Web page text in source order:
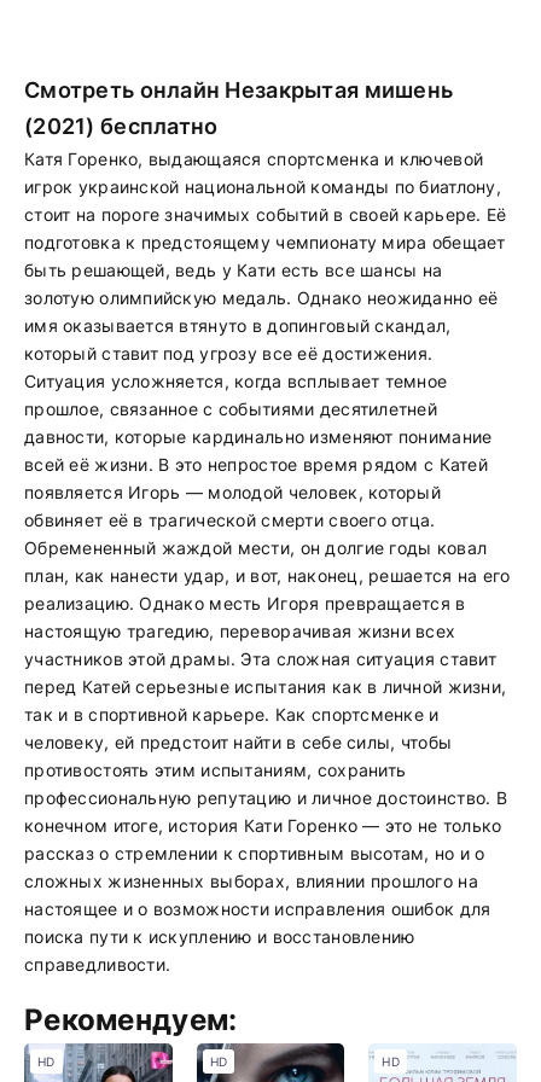
Смотреть онлайн Незакрытая мишень
(2021) бесплатно
Катя Горенко, выдающаяся спортсменка и ключевой
игрок украинской национальной команды по биатлону,
стоит на пороге значимых событий в своей карьере. Её
подготовка к предстоящему чемпионату мира обещает
быть решающей, ведь у Кати есть все шансы на
золотую олимпийскую медаль. Однако неожиданно её
имя оказывается втянуто в допинговый скандал,
который ставит под угрозу все её достижения.
Ситуация усложняется, когда всплывает темное
прошлое, связанное с событиями десятилетней
давности, которые кардинально изменяют понимание
всей её жизни. В это непростое время рядом с Катей
появляется Игорь — молодой человек, который
обвиняет её в трагической смерти своего отца.
Обремененный жаждой мести, он долгие годы ковал
план, как нанести удар, и вот, наконец, решается на его
реализацию. Однако месть Игоря превращается в
настоящую трагедию, переворачивая жизни всех
участников этой драмы. Эта сложная ситуация ставит
перед Катей серьезные испытания как в личной жизни,
так и в спортивной карьере. Как спортсменке и
человеку, ей предстоит найти в себе силы, чтобы
противостоять этим испытаниям, сохранить
профессиональную репутацию и личное достоинство. В
конечном итоге, история Кати Горенко — это не только
рассказ о стремлении к спортивным высотам, но и о
сложных жизненных выборах, влиянии прошлого на
настоящее и о возможности исправления ошибок для
поиска пути к искуплению и восстановлению
справедливости.
Рекомендуем:
HD HD HD